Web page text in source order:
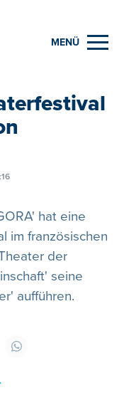
MENÜ
hat eine
im französischen
der
seine
aufführen.